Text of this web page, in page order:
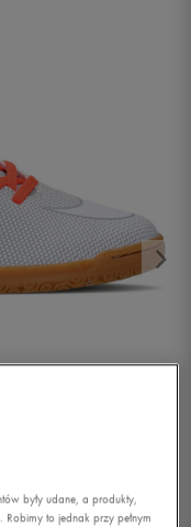
były udane, a produkty,
to jednak przy pełnym